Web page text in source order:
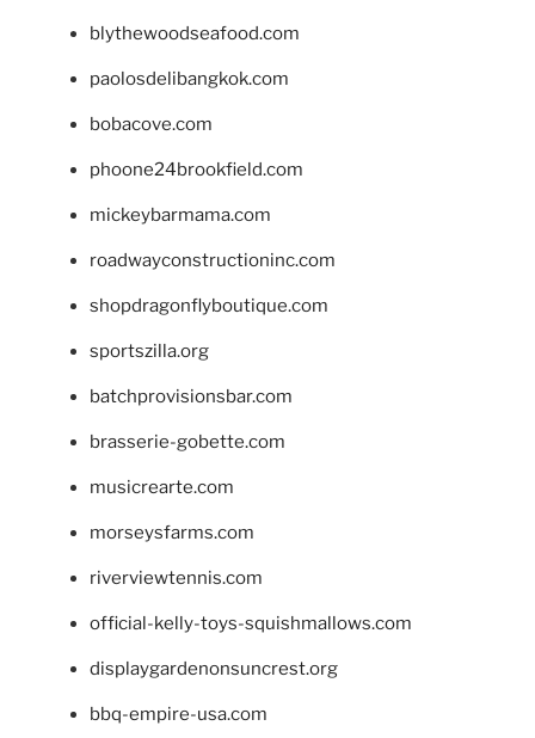
blythewoodseafood.com
paolosdelibangkok.com
bobacove.com
phoone24brookfield.com
mickeybarmama.com
roadwayconstructioninc.com
shopdragonflyboutique.com
sportszilla.org
batchprovisionsbar.com
brasserie-gobette.com
musicrearte.com
morseysfarms.com
riverviewtennis.com
official-kelly-toys-squishmallows.com
displaygardenonsuncrest.org
bbq-empire-usa.com